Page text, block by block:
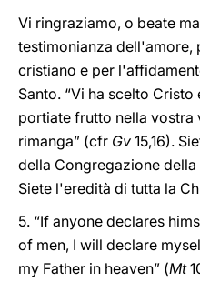
Vi ringraziamo, o beate
testimonianza dell'amore,
cristiano e per
Santo. “Vi ha scelto
portiate frutto nella
rimanga” (cfr Gv 15,16).
della Congregazione
Siete l'eredità di tutta la
5. “If anyone declares
of men, I will declare
my Father in heaven” (Mt